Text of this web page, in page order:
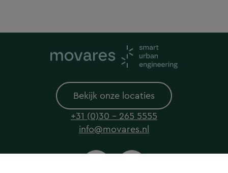
Bekijk onze locaties
+31 (0)30 - 265 5555
info@movares.nl